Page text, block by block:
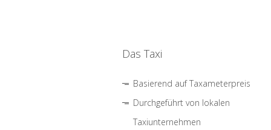
Das Taxi
Basierend auf Taxameterpreis
Durchgeführt von lokalen
Taxiunternehmen